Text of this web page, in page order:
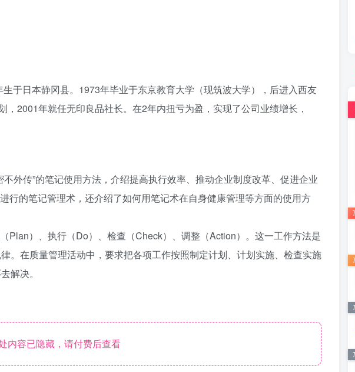
于日本静冈县。1973年毕业于东京教育大学（现筑波大学），后进入西友
2001年就任无印良品社长。在2年内扭亏为盈，实现了公司业绩增长，
外传”的笔记使用方法，介绍提高执行效率、推动企业制度改革、促进企业
行的笔记管理术，还介绍了如何用笔记术在自身健康管理等方面的使用方
Plan）、执行（Do）、检查（Check）、调整（Action）。这一工作方法是
。在质量管理活动中，要求把各项工作按照制定计划、计划实施、检查实施
解决。
内容已隐藏，请付费后查看